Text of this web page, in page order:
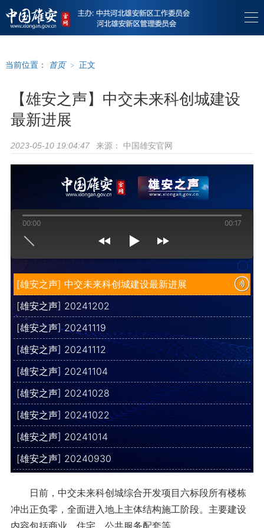
当前位置： 首页 > 正文
【雄安之声】中交未来科创城建设
最新进展
2023-05-10 19:04:47 来源： 中国雄安官网
[雄安之声] 中交未来科创城建设最新进展
[雄安之声] 20241202
[雄安之声] 20241119
[雄安之声] 20241112
[雄安之声] 20241104
[雄安之声] 20241028
[雄安之声] 20241022
[雄安之声] 20241014
[雄安之声] 20240930
00:00 00:17
日前，中交未来科创城综合开发项目六标段所有楼栋
冲出正负零，全面进入地上主体结构施工阶段。主要建设
内容包括商业、住宅、公共服务配套等。